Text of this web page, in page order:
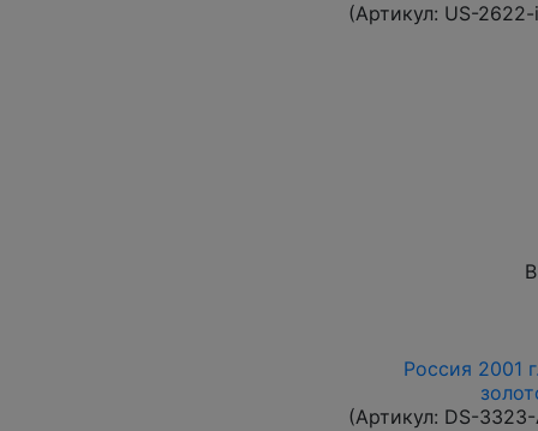
(Артикул: US-
Россия 2001
(Артикул: DS-